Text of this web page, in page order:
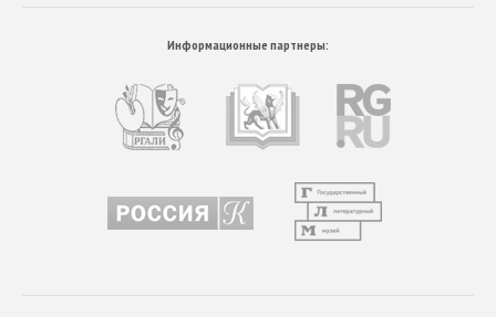
Информационные партнеры: